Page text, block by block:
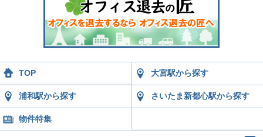
TOP 大宮駅から探す
浦和駅から探す さいたま新都心駅から探す
物件特集